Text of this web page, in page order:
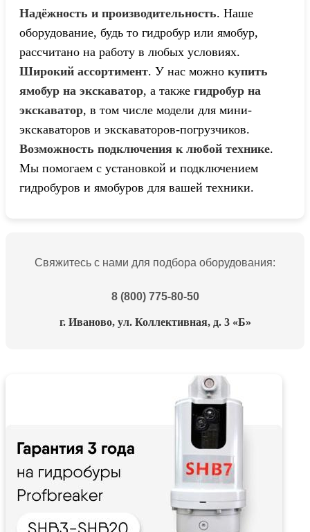
Надёжность и производительность. Наше
оборудование, будь то гидробур или ямобур,
рассчитано на работу в любых условиях.
Широкий ассортимент. У нас можно купить
ямобур на экскаватор, а также гидробур на
экскаватор, в том числе модели для мини-
экскаваторов и экскаваторов-погрузчиков.
Возможность подключения к любой технике.
Мы помогаем с установкой и подключением
гидробуров и ямобуров для вашей техники.
Свяжитесь с нами для подбора оборудования:
8 (800) 775-80-50
г. Иваново, ул. Коллективная, д. 3 «Б»